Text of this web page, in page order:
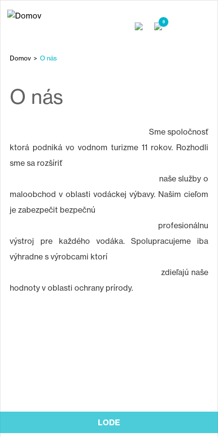
to
0
SA
TU
Domov > O nás
Back
to
O nás
Sme spoločnosť
ktorá podniká vo vodnom turizme 11 rokov. Rozhodli
sme sa rozšíriť
naše služby o
maloobchod v oblasti vodáckej výbavy. Našim cieľom
je zabezpečit bezpečnú
profesionálnu
výstroj pre každého vodáka. Spolupracujeme iba
výhradne s výrobcami ktorí
zdieľajú naše
hodnoty v oblasti ochrany prírody.
LODE